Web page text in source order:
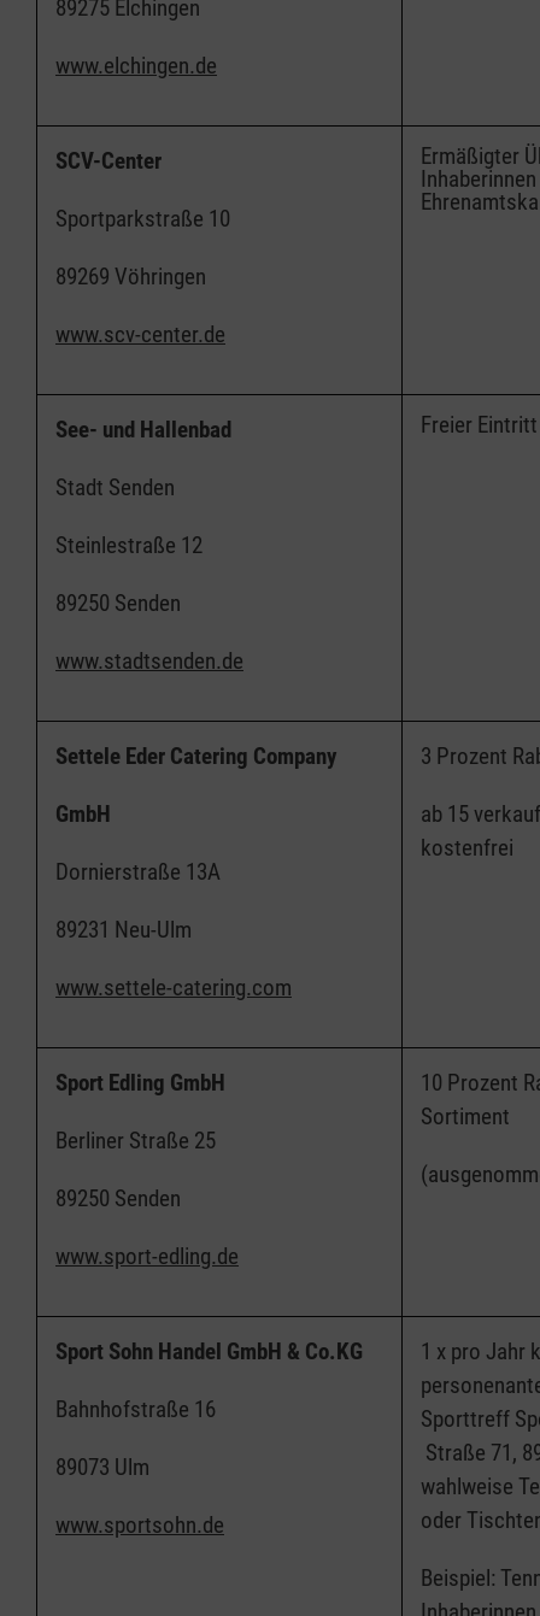
89275 Elchingen
www.elchingen.de
SCV-Center
Sportparkstraße 10
89269 Vöhringen
www.scv-center.de
Ermäßigter
See- und Hallenbad
Stadt Senden
Steinlestraße 12
89250 Senden
www.stadtsenden.de
Freier Eintritt
Settele Eder Catering Company
GmbH
Dornierstraße 13A
89231 Neu-Ulm
www.settele-catering.com
3 Prozent
ab 15
kostenfrei
Sport Edling GmbH
Berliner Straße 25
89250 Senden
www.sport-edling.de
10 Prozent
Sortiment
Sport Sohn Handel GmbH & Co.KG
Bahnhofstraße 16
89073 Ulm
www.sportsohn.de
1 x pro Jahr
Sporttreff
Straße 71,
wahlweise
oder
Beispiel: